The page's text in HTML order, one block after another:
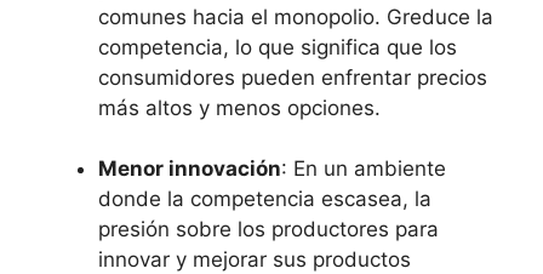
comunes hacia el ⁢monopolio. Greduce la
competencia, lo que significa ⁣que los
consumidores ⁤pueden enfrentar precios
más altos y menos opciones.
Menor ⁣innovación: En un ambiente
donde la‌ competencia‍ escasea, la
presión sobre los productores⁣ para
innovar ⁢y mejorar‌ sus productos